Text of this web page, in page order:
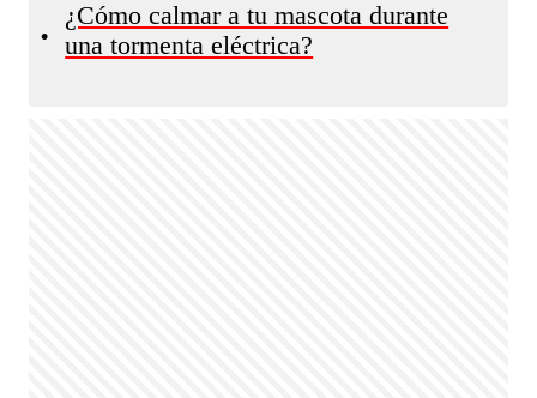
•
¿Cómo calmar a tu mascota durante
una tormenta eléctrica?